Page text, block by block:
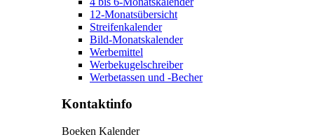
12-Monatsübersicht
Streifenkalender
Bild-Monatskalender
Werbemittel
Werbekugelschreiber
Werbetassen und -Becher
Kontaktinfo
Boeken Kalender